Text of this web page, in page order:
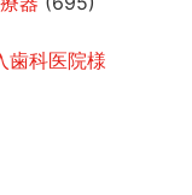
歯科医院様